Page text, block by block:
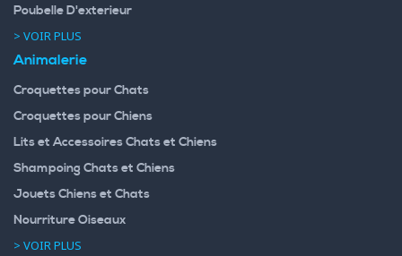
Poubelle D'exterieur
> VOIR PLUS
Animalerie
Croquettes pour Chats
Croquettes pour Chiens
Lits et Accessoires Chats et Chiens
Shampoing Chats et Chiens
Jouets Chiens et Chats
Nourriture Oiseaux
> VOIR PLUS